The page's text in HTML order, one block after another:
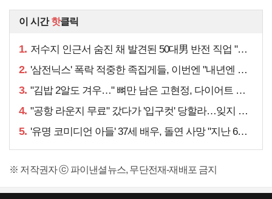
이 시간핫클릭
1. 저수지 인근서 숨진 채 발견된 50대男 반전 직업 "얼마 전…"
2. '삼전닉스' 폭락 적중한 족집게들, 이번엔 "내년엔 더욱…"
3. "김밥 2알도 겨우…" 뼈만 남은 고현정, 다이어트 아니라
4. "공항 라운지 무료" 갔다가 '입구컷' 당할라…잊지 말아야 할 것
5. '유명 코미디언 아들' 37세 배우, 돌연 사망 "지난 6월에도…"
※ 저작권자 ⓒ 파이낸셜뉴스, 무단전재-재배포 금지